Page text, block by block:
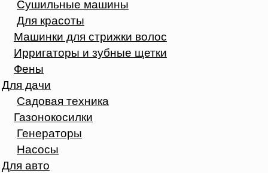
Сушильные машины
Для красоты
Машинки для стрижки волос
Ирригаторы и зубные щетки
Фены
Для дачи
Садовая техника
Газонокосилки
Генераторы
Насосы
Для авто